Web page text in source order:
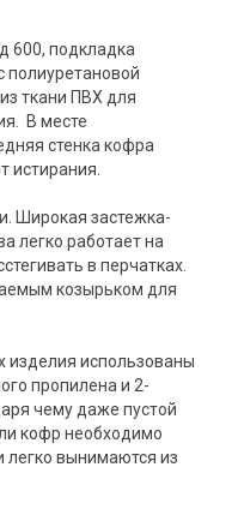
600, подкладка
полиуретановой
ткани ПВХ для
В месте
стенка кофра
истирания.
Широкая застежка-
легко работает на
в перчатках.
козырьком для
изделия использованы
пропилена и 2-
чему даже пустой
кофр необходимо
легко вынимаются из